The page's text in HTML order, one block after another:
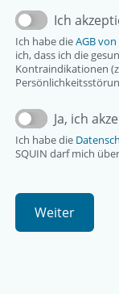
Ich
Ich habe dieAGB von
ich, dass ich die
Kontraindikationen
Ja, ich
Ich habe die
SQUIN darf mich